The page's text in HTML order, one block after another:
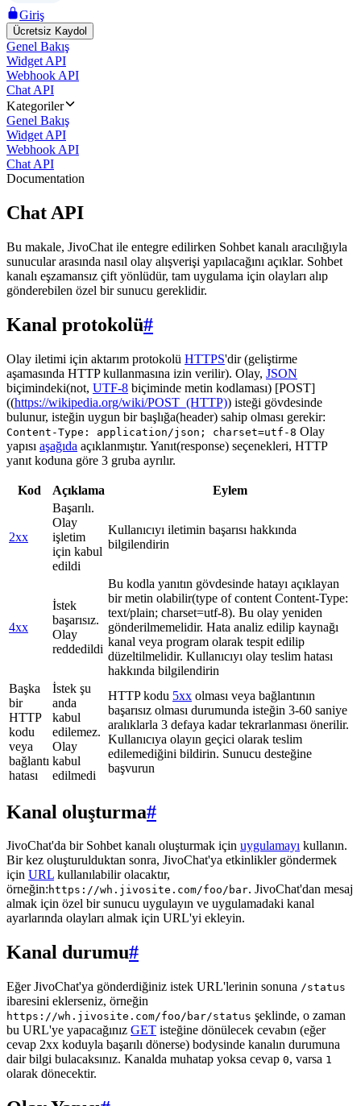
Giriş
Ücretsiz Kaydol
Genel Bakış
Widget API
Webhook API
Chat API
Kategoriler
Genel Bakış
Widget API
Webhook API
Chat API
Documentation
Chat API
Bu makale, JivoChat ile entegre edilirken Sohbet kanalı aracılığıyla
sunucular arasında nasıl olay alışverişi yapılacağını açıklar. Sohbet
kanalı eşzamansız çift yönlüdür, tam uygulama için olayları alıp
gönderebilen özel bir sunucu gereklidir.
Kanal protokolü#
Olay iletimi için aktarım protokolü HTTPS'dir (geliştirme
aşamasında HTTP kullanmasına izin verilir). Olay, JSON
biçimindeki(not, UTF-8 biçiminde metin kodlaması) [POST]
((https://wikipedia.org/wiki/POST_(HTTP)) isteği gövdesinde
bulunur, isteğin uygun bir başlığa(header) sahip olması gerekir:
Content-Type: application/json; charset=utf-8 Olay
yapısı aşağıda açıklanmıştır. Yanıt(response) seçenekleri, HTTP
yanıt koduna göre 3 gruba ayrılır.
Kod Açıklama Eylem
2xx
Başarılı.
Olay
işletim
için kabul
edildi
Kullanıcıyı iletimin başarısı hakkında
bilgilendirin
4xx
İstek
başarısız.
Olay
reddedildi
Bu kodla yanıtın gövdesinde hatayı açıklayan
bir metin olabilir(type of content Content-Type:
text/plain; charset=utf-8). Bu olay yeniden
gönderilmemelidir. Hata analiz edilip kaynağı
kanal veya program olarak tespit edilip
düzeltilmelidir. Kullanıcıyı olay teslim hatası
hakkında bilgilendirin
Başka
bir
HTTP
kodu
veya
bağlantı
hatası
İstek şu
anda
kabul
edilemez.
Olay
kabul
edilmedi
HTTP kodu 5xx olması veya bağlantının
başarısız olması durumunda isteğin 3-60 saniye
aralıklarla 3 defaya kadar tekrarlanması önerilir.
Kullanıcıya olayın geçici olarak teslim
edilemediğini bildirin. Sunucu desteğine
başvurun
Kanal oluşturma#
JivoChat'da bir Sohbet kanalı oluşturmak için uygulamayı kullanın.
Bir kez oluşturulduktan sonra, JivoChat'ya etkinlikler göndermek
için URL kullanılabilir olacaktır,
örneğin: https://wh.jivosite.com/foo/bar. JivoChat'dan mesaj
almak için özel bir sunucu uygulayın ve uygulamadaki kanal
ayarlarında olayları almak için URL'yi ekleyin.
Kanal durumu#
Eğer JivoChat'ya gönderdiğiniz istek URL'lerinin sonuna /status
ibaresini eklerseniz, örneğin
https://wh.jivosite.com/foo/bar/status şeklinde, o zaman
bu URL'ye yapacağınız GET isteğine dönülecek cevabın (eğer
cevap 2xx koduyla başarılı dönerse) bodysinde kanalın durumuna
dair bilgi bulacaksınız. Kanalda muhatap yoksa cevap 0, varsa 1
olarak dönecektir.